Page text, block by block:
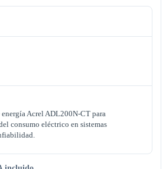
Acrel ADL200N-CT para
consumo eléctrico en sistemas